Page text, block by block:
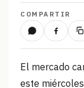
COMPARTIR
El mercado
este